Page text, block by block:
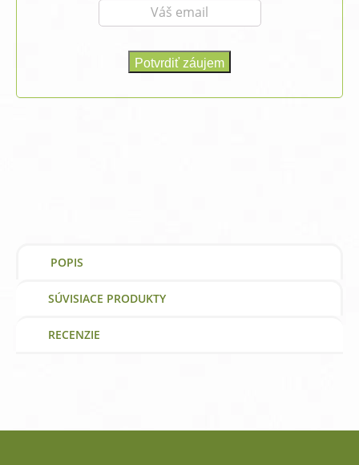
POPIS
SÚVISIACE PRODUKTY
RECENZIE